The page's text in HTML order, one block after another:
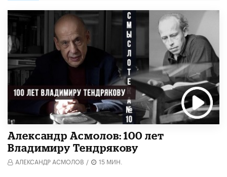
Александр Асмолов: 100 лет
Владимиру Тендрякову
АЛЕКСАНДР АСМОЛОВ / 15 МИН.